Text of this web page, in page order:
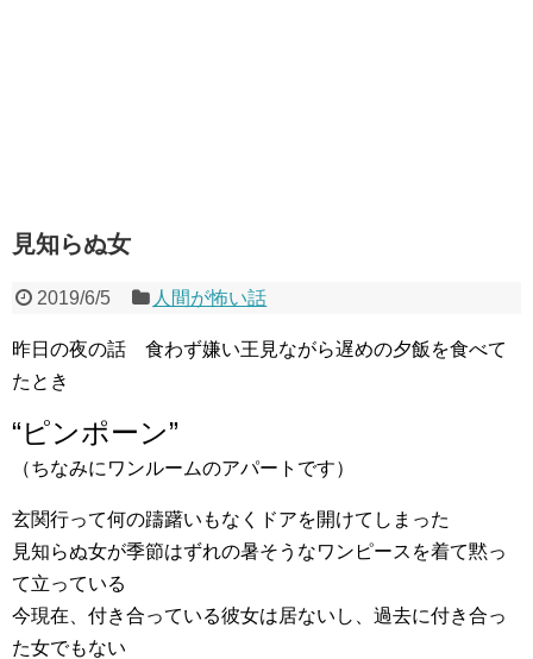
見知らぬ女
2019/6/5 人間が怖い話
昨日の夜の話 食わず嫌い王見ながら遅めの夕飯を食べて
たとき
“ピンポーン”
（ちなみにワンルームのアパートです）
玄関行って何の躊躇いもなくドアを開けてしまった
見知らぬ女が季節はずれの暑そうなワンピースを着て黙っ
て立っている
今現在、付き合っている彼女は居ないし、過去に付き合っ
た女でもない